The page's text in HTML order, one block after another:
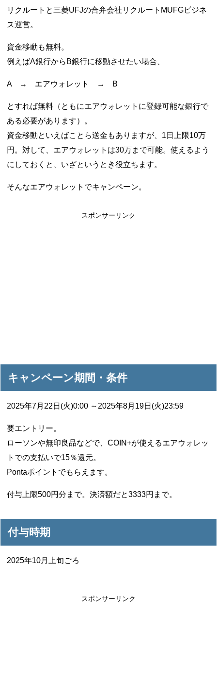
リクルートと三菱UFJの合弁会社リクルートMUFGビジネ
ス運営。
資金移動も無料。
例えばA銀行からB銀行に移動させたい場合、
A → エアウォレット → B
とすれば無料（ともにエアウォレットに登録可能な銀行で
ある必要があります）。
資金移動といえばことら送金もありますが、1日上限10万
円。対して、エアウォレットは30万まで可能。使えるよう
にしておくと、いざというとき役立ちます。
そんなエアウォレットでキャンペーン。
スポンサーリンク
キャンペーン期間・条件
2025年7月22日(火)0:00 ～2025年8月19日(火)23:59
要エントリー。
ローソンや無印良品などで、COIN+が使えるエアウォレッ
トでの支払いで15％還元。
Pontaポイントでもらえます。
付与上限500円分まで。決済額だと3333円まで。
付与時期
2025年10月上旬ごろ
スポンサーリンク